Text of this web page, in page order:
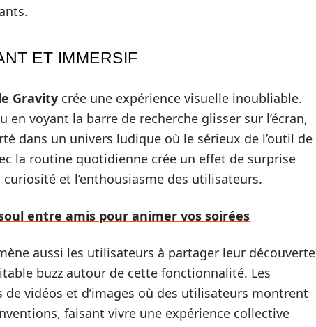
ET IMMERSIF
Gravity crée une expérience visuelle inoubliable.
voyant la barre de recherche glisser sur l’écran,
dans un univers ludique où le sérieux de l’outil de
la routine quotidienne crée un effet de surprise
et l’enthousiasme des utilisateurs.
entre amis pour animer vos soirées
aussi les utilisateurs à partager leur découverte
buzz autour de cette fonctionnalité. Les
vidéos et d’images où des utilisateurs montrent
faisant vivre une expérience collective